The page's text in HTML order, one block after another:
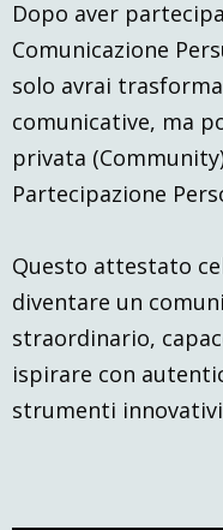
Dopo aver
Comunicazione
solo avrai
comunicative, ma
privata
Partecipazione
Questo attestato
diventare un
straordinario,
ispirare con
strumenti innovativi